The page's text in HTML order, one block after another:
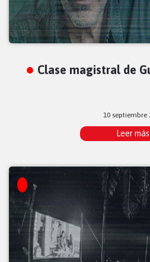
Clase magistral de
10 septiembre
Leer más